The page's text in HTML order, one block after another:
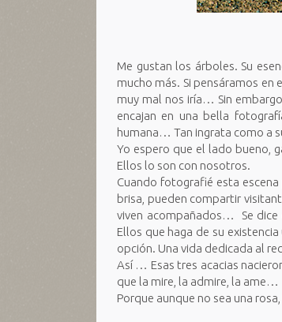
Me gustan los árboles. Su
mucho más. Si pensáramos
muy mal nos iría… Sin
encajan en una bella
humana… Tan ingrata como a
Yo espero que el lado bueno,
Ellos lo son con nosotros.
Cuando fotografié esta
brisa, pueden compartir
viven acompañados… Se dice
Ellos que haga de su
opción. Una vida dedicada al
Así … Esas tres acacias
que la mire, la admire, la ame…
Porque aunque no sea una